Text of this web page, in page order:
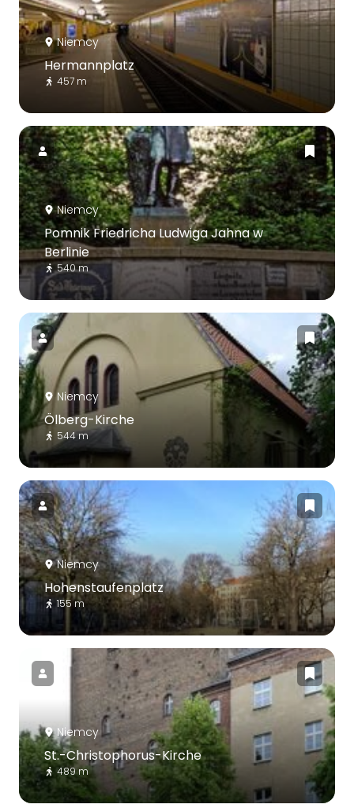
Niemcy
Hermannplatz
457 m
Niemcy
Pomnik Friedricha Ludwiga Jahna w
Berlinie
540 m
Niemcy
Ölberg-Kirche
544 m
Niemcy
Hohenstaufenplatz
155 m
Niemcy
St.-Christophorus-Kirche
489 m